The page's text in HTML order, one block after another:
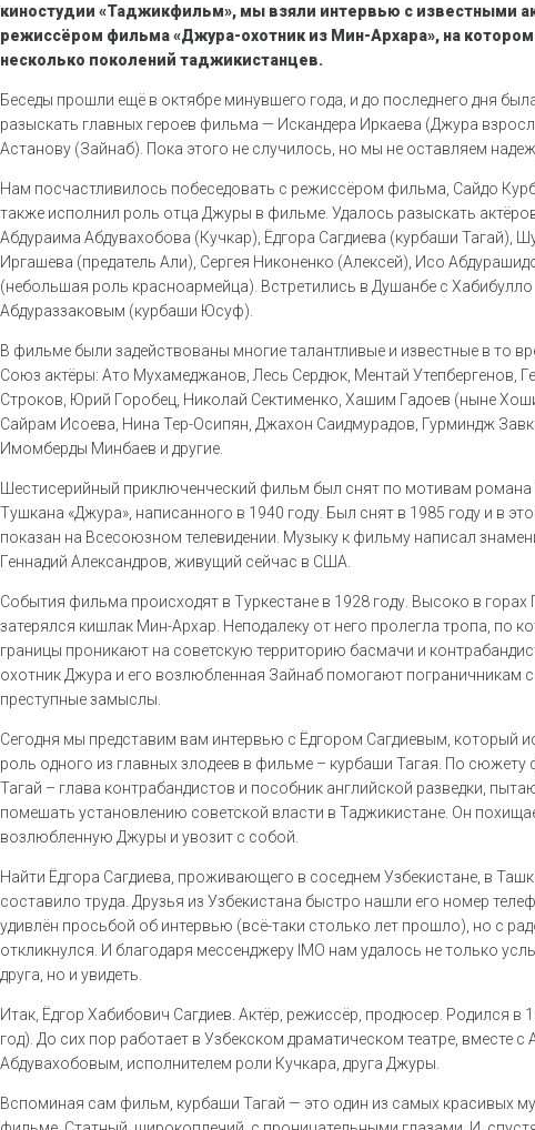
киностудии «Таджикфильм», мы взяли интервью с известными
режиссёром фильма «Джура-охотник из Мин-Архара», на
несколько поколений таджикистанцев.
Беседы прошли ещё в октябре минувшего года, и до последнего дня
разыскать главных героев фильма — Искандера Иркаева (Джура
Астанову (Зайнаб). Пока этого не случилось, но мы не оставляем
Нам посчастливилось побеседовать с режиссёром фильма, Сайдо
также исполнил роль отца Джуры в фильме. Удалось разыскать
Абдураима Абдувахобова (Кучкар), Ёдгора Сагдиева (курбаши Тагай),
Иргашева (предатель Али), Сергея Никоненко (Алексей), Исо
(небольшая роль красноармейца). Встретились в Душанбе с Хабибулло
Абдураззаковым (курбаши Юсуф).
В фильме были задействованы многие талантливые и известные в то
Союз актёры: Ато Мухамеджанов, Лесь Сердюк, Ментай Утепбергенов,
Строков, Юрий Горобец, Николай Сектименко, Хашим Гадоев (ныне
Сайрам Исоева, Нина Тер-Осипян, Джахон Саидмурадов, Гурминдж
Имомберды Минбаев и другие.
Шестисерийный приключенческий фильм был снят по мотивам романа
Тушкана «Джура», написанного в 1940 году. Был снят в 1985 году и в
показан на Всесоюзном телевидении. Музыку к фильму написал
Геннадий Александров, живущий сейчас в США.
События фильма происходят в Туркестане в 1928 году. Высоко в горах
затерялся кишлак Мин-Архар. Неподалеку от него пролегла тропа, по
границы проникают на советскую территорию басмачи и
охотник Джура и его возлюбленная Зайнаб помогают пограничникам
преступные замыслы.
Сегодня мы представим вам интервью с Ёдгором Сагдиевым, который
роль одного из главных злодеев в фильме – курбаши Тагая. По сюжету
Тагай – глава контрабандистов и пособник английской разведки,
помешать установлению советской власти в Таджикистане. Он
возлюбленную Джуры и увозит с собой.
Найти Ёдгора Сагдиева, проживающего в соседнем Узбекистане, в
составило труда. Друзья из Узбекистана быстро нашли его номер
удивлён просьбой об интервью (всё-таки столько лет прошло), но с
откликнулся. И благодаря мессенджеру IMO нам удалось не только
друга, но и увидеть.
Итак, Ёдгор Хабибович Сагдиев. Актёр, режиссёр, продюсер. Родился в
год). До сих пор работает в Узбекском драматическом театре, вместе с
Абдувахобовым, исполнителем роли Кучкара, друга Джуры.
Вспоминая сам фильм, курбаши Тагай — это один из самых красивых